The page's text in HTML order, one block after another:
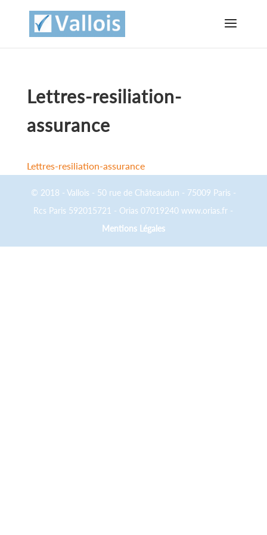
Lettres-resiliation-
assurance
Lettres-resiliation-assurance
© 2018 - Vallois - 50 rue de Châteaudun - 75009 Paris -
Rcs Paris 592015721 - Orias 07019240 www.orias.fr -
Mentions Légales